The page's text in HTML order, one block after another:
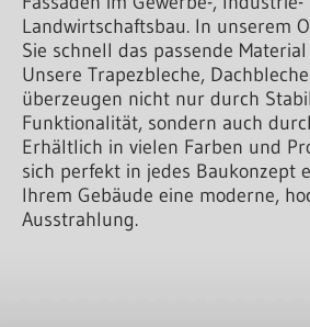
Landwirtschaftsbau. In unserem
Sie schnell das passende
Unsere Trapezbleche,
überzeugen nicht nur durch
Funktionalität, sondern auch
Erhältlich in vielen Farben und
sich perfekt in jedes Baukonzept
Ihrem Gebäude eine moderne,
Ausstrahlung.